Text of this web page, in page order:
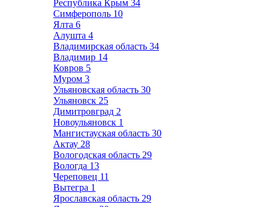
Республика Крым 34
Симферополь 10
Ялта 6
Алушта 4
Владимирская область 34
Владимир 14
Ковров 5
Муром 3
Ульяновская область 30
Ульяновск 25
Димитровград 2
Новоульяновск 1
Мангистауская область 30
Актау 28
Вологодская область 29
Вологда 13
Череповец 11
Вытегра 1
Ярославская область 29